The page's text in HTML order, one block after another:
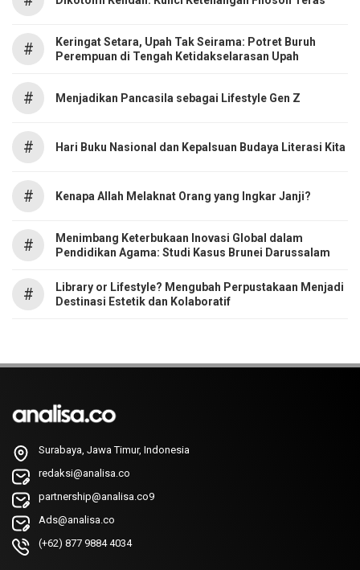
#
Keringat Setara, Upah Tak Seirama: Potret Buruh
Perempuan di Tengah Ketidakselarasan Upah
# Menjadikan Pancasila sebagai Lifestyle Gen Z
# Hari Buku Nasional dan Kepalsuan Budaya Literasi Kita
# Kenapa Allah Melaknat Orang yang Ingkar Janji?
#
Menimbang Keterbukaan Inovasi Global dalam
Pendidikan Agama: Studi Kasus Brunei Darussalam
#
Library or Lifestyle? Mengubah Perpustakaan Menjadi
Destinasi Estetik dan Kolaboratif
Surabaya, Jawa Timur, Indonesia
redaksi@analisa.co
partnership@analisa.co9
Ads@analisa.co
(+62) 877 9884 4034